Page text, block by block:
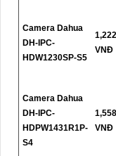
Camera Dahua
DH-IPC-
HDW1230SP-S5
VNĐ
Camera Dahua
DH-IPC-
HDPW1431R1P-
S4
VNĐ